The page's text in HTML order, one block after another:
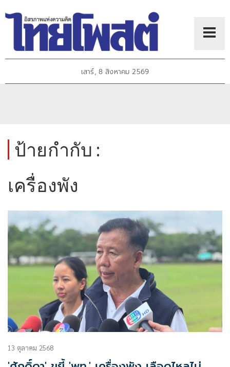
เสาร์, 8 สิงหาคม 2569
ป้ายกำกับ :
เครื่องพัง
13 ตุลาคม 2568